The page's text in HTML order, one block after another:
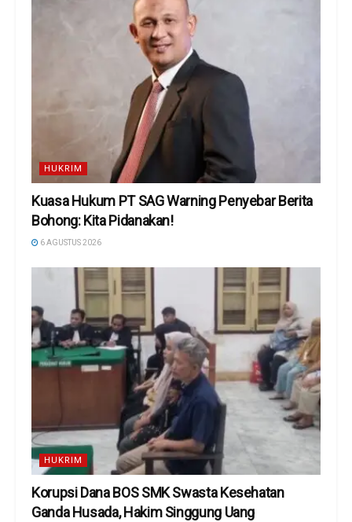
HUKRIM
Kuasa Hukum PT SAG Warning Penyebar Berita
Bohong: Kita Pidanakan!
6 AGUSTUS 2026
HUKRIM
Korupsi Dana BOS SMK Swasta Kesehatan
Ganda Husada, Hakim Singgung Uang